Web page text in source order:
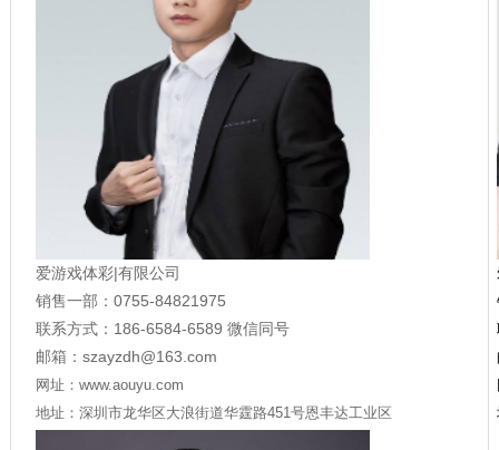
爱游戏体彩|有限公司
销售一部：0755-84821975
联系方式：186-6584-6589 微信同号
邮箱：szayzdh@163.com
网址：www.aouyu.com
地址：深圳市龙华区大浪街道华霆路451号恩丰达工业区